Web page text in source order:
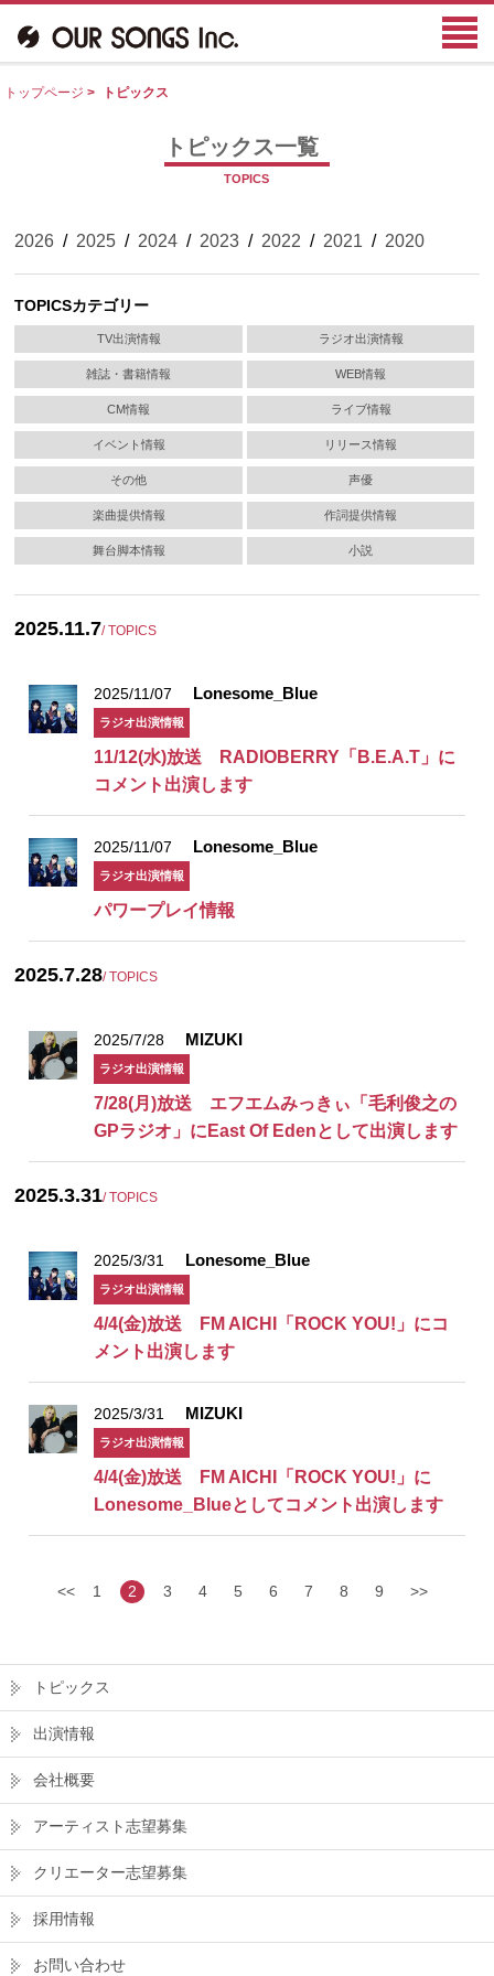
トップページ > トピックス
トピックス一覧
TOPICS
2026 / 2025 / 2024 / 2023 / 2022 / 2021 / 2020
TOPICSカテゴリー
TV出演情報 ラジオ出演情報
雑誌・書籍情報 WEB情報
CM情報 ライブ情報
イベント情報 リリース情報
その他 声優
楽曲提供情報 作詞提供情報
舞台脚本情報 小説
2025.11.7/ TOPICS
2025/11/07 Lonesome_Blue
ラジオ出演情報
11/12(水)放送 RADIOBERRY「B.E.A.T」に
コメント出演します
2025/11/07 Lonesome_Blue
ラジオ出演情報
パワープレイ情報
2025.7.28/ TOPICS
2025/7/28 MIZUKI
ラジオ出演情報
7/28(月)放送 エフエムみっきぃ「毛利俊之の
GPラジオ」にEast Of Edenとして出演します
2025.3.31/ TOPICS
2025/3/31 Lonesome_Blue
ラジオ出演情報
4/4(金)放送 FM AICHI「ROCK YOU!」にコ
メント出演します
2025/3/31 MIZUKI
ラジオ出演情報
4/4(金)放送 FM AICHI「ROCK YOU!」に
Lonesome_Blueとしてコメント出演します
<< 1 2 3 4 5 6 7 8 9 >>
トピックス
出演情報
会社概要
アーティスト志望募集
クリエーター志望募集
採用情報
お問い合わせ